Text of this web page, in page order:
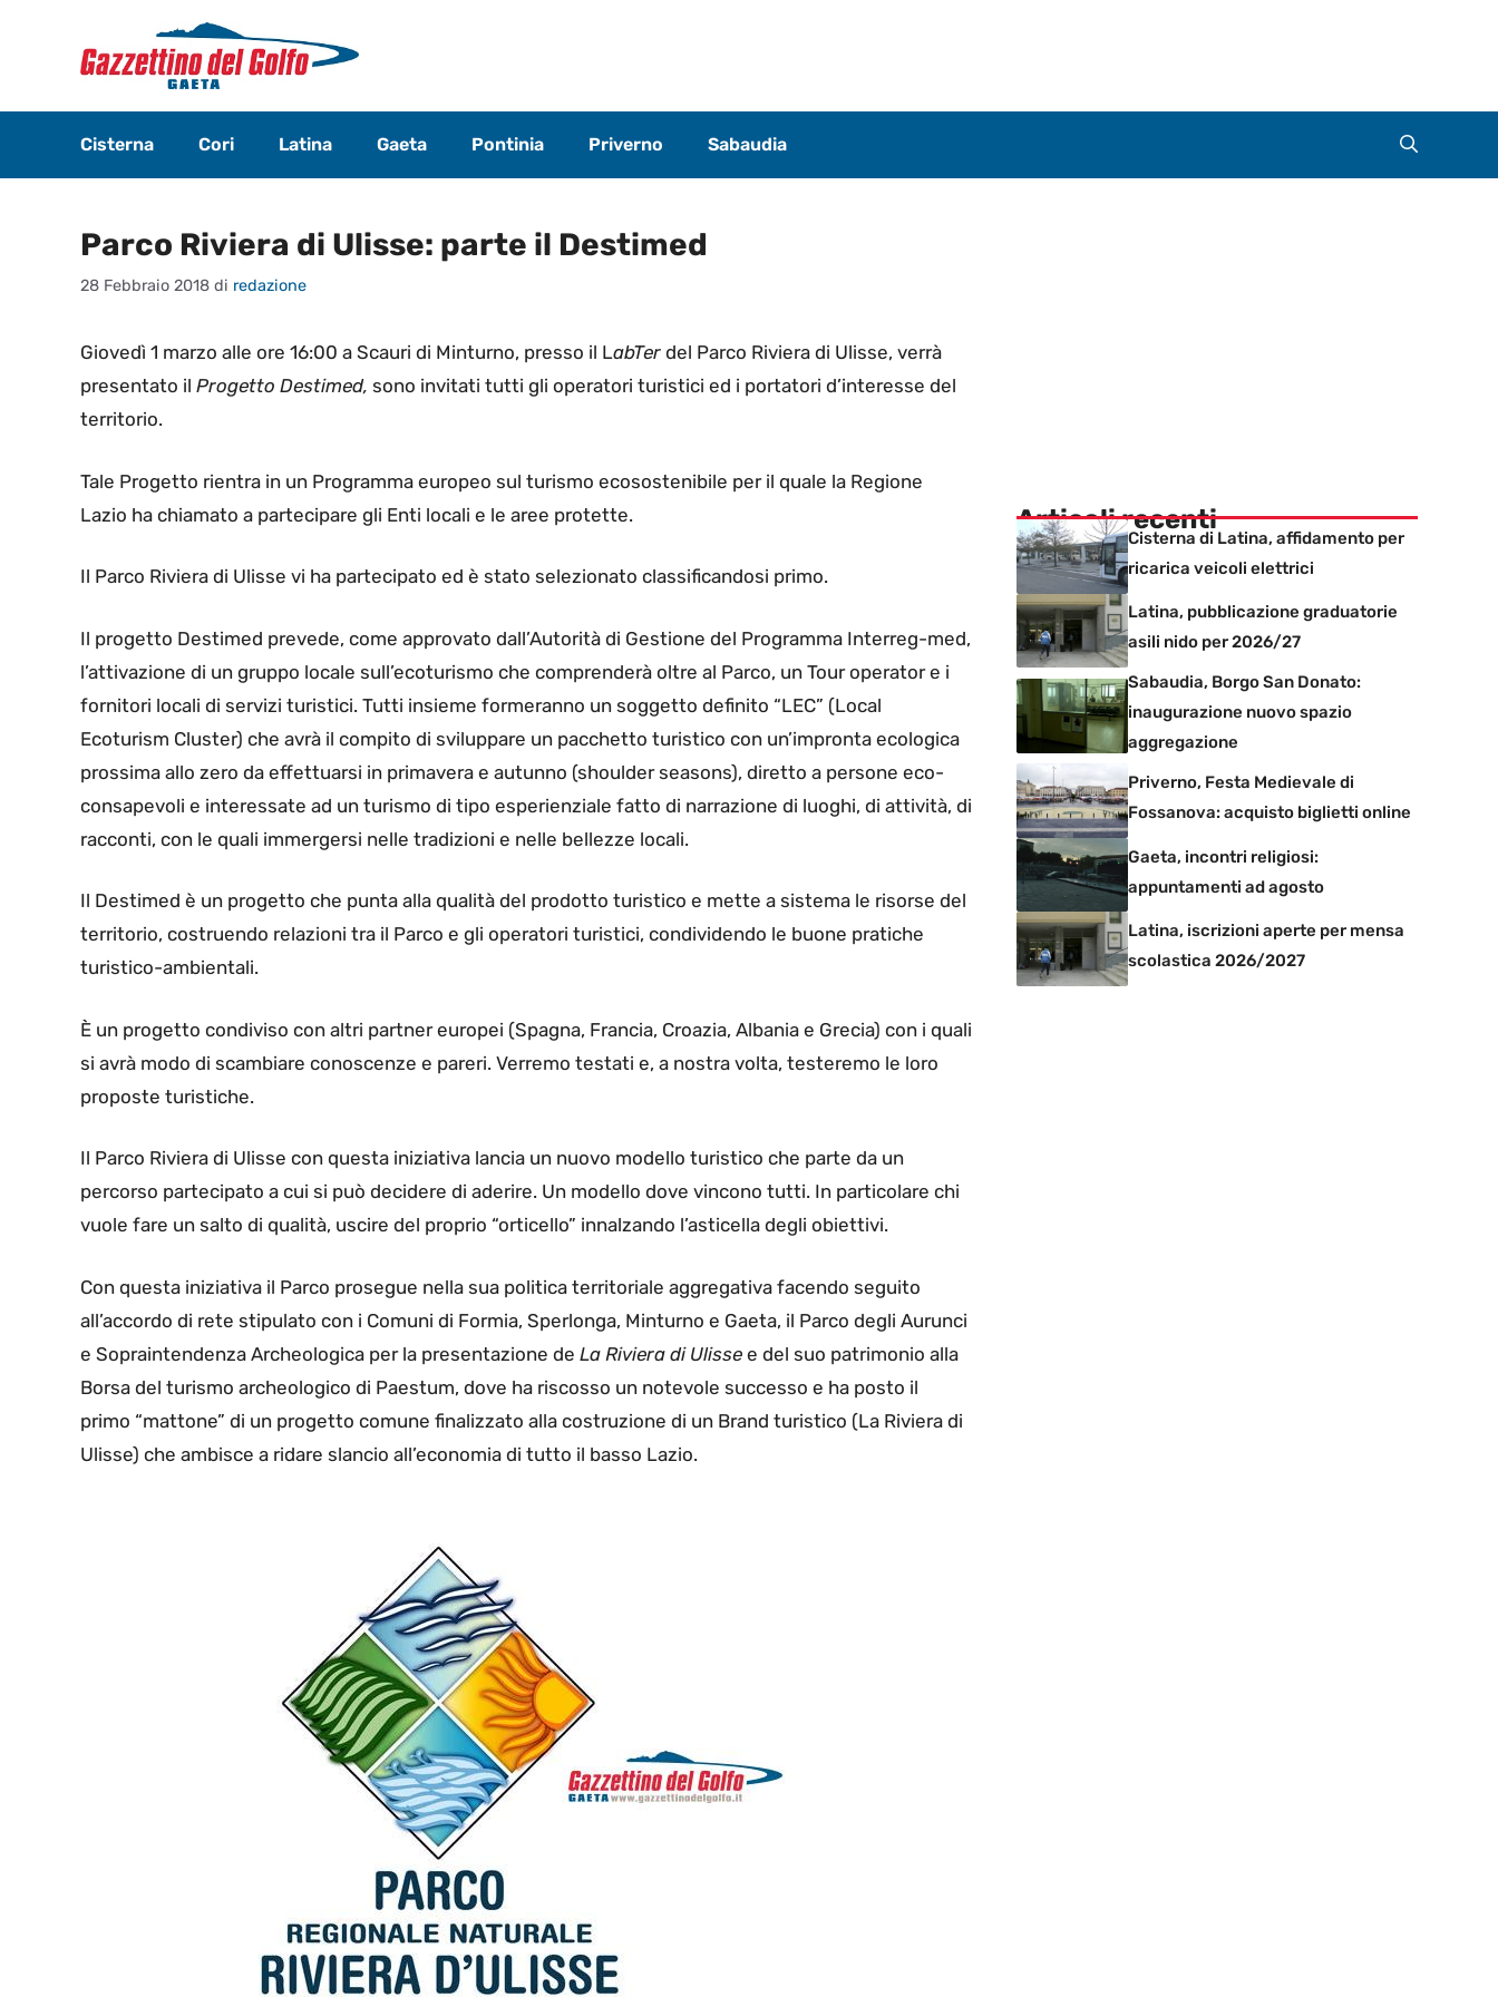
contenuto
Cisterna Cori Latina Gaeta Pontinia Priverno Sabaudia
Parco Riviera di Ulisse: parte il Destimed
28 Febbraio 2018 di redazione
Giovedì 1 marzo alle ore 16:00 a Scauri di Minturno, presso il LabTer del Parco Riviera di Ulisse, verrà
presentato il Progetto Destimed, sono invitati tutti gli operatori turistici ed i portatori d’interesse del
territorio.
Tale Progetto rientra in un Programma europeo sul turismo ecosostenibile per il quale la Regione
Lazio ha chiamato a partecipare gli Enti locali e le aree protette.
Il Parco Riviera di Ulisse vi ha partecipato ed è stato selezionato classificandosi primo.
Il progetto Destimed prevede, come approvato dall’Autorità di Gestione del Programma Interreg-med,
l’attivazione di un gruppo locale sull’ecoturismo che comprenderà oltre al Parco, un Tour operator e i
fornitori locali di servizi turistici. Tutti insieme formeranno un soggetto definito “LEC” (Local
Ecoturism Cluster) che avrà il compito di sviluppare un pacchetto turistico con un’impronta ecologica
prossima allo zero da effettuarsi in primavera e autunno (shoulder seasons), diretto a persone eco-
consapevoli e interessate ad un turismo di tipo esperienziale fatto di narrazione di luoghi, di attività, di
racconti, con le quali immergersi nelle tradizioni e nelle bellezze locali.
Il Destimed è un progetto che punta alla qualità del prodotto turistico e mette a sistema le risorse del
territorio, costruendo relazioni tra il Parco e gli operatori turistici, condividendo le buone pratiche
turistico-ambientali.
È un progetto condiviso con altri partner europei (Spagna, Francia, Croazia, Albania e Grecia) con i quali
si avrà modo di scambiare conoscenze e pareri. Verremo testati e, a nostra volta, testeremo le loro
proposte turistiche.
Il Parco Riviera di Ulisse con questa iniziativa lancia un nuovo modello turistico che parte da un
percorso partecipato a cui si può decidere di aderire. Un modello dove vincono tutti. In particolare chi
vuole fare un salto di qualità, uscire del proprio “orticello” innalzando l’asticella degli obiettivi.
Con questa iniziativa il Parco prosegue nella sua politica territoriale aggregativa facendo seguito
all’accordo di rete stipulato con i Comuni di Formia, Sperlonga, Minturno e Gaeta, il Parco degli Aurunci
e Sopraintendenza Archeologica per la presentazione de La Riviera di Ulisse e del suo patrimonio alla
Borsa del turismo archeologico di Paestum, dove ha riscosso un notevole successo e ha posto il
primo “mattone” di un progetto comune finalizzato alla costruzione di un Brand turistico (La Riviera di
Ulisse) che ambisce a ridare slancio all’economia di tutto il basso Lazio.
Articoli recenti
Cisterna di Latina, affidamento per
ricarica veicoli elettrici
Latina, pubblicazione graduatorie
asili nido per 2026/27
Sabaudia, Borgo San Donato:
inaugurazione nuovo spazio
aggregazione
Priverno, Festa Medievale di
Fossanova: acquisto biglietti online
Gaeta, incontri religiosi:
appuntamenti ad agosto
Latina, iscrizioni aperte per mensa
scolastica 2026/2027